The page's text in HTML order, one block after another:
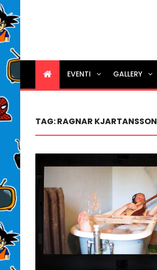
EVENTI GALLERY
TAG:RAGNAR KJARTANSSON